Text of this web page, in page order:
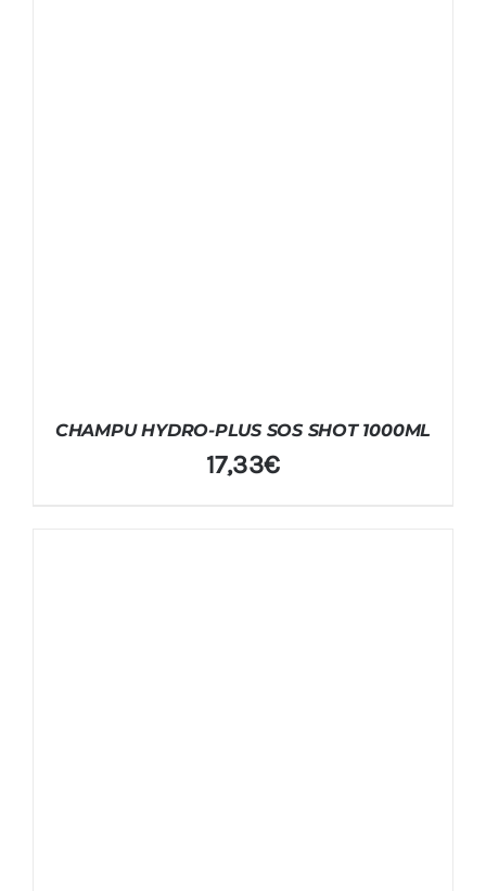
CHAMPU HYDRO-PLUS SOS SHOT 1000ML
17,33€